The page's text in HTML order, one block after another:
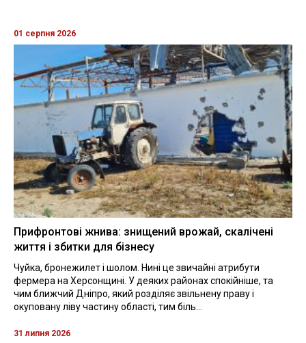
01 серпня 2026
Прифронтові жнива: знищений врожай, скалічені
життя і збитки для бізнесу
Чуйка, бронежилет і шолом. Нині це звичайні атрибути
фермера на Херсонщині. У деяких районах спокійніше, та
чим ближчий Дніпро, який розділяє звільнену праву і
окуповану ліву частину області, тим біль...
31 липня 2026